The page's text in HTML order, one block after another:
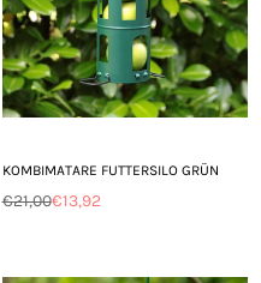
KOMBIMATARE FUTTERSILO GRÜN
Normaler
€21,00€13,92